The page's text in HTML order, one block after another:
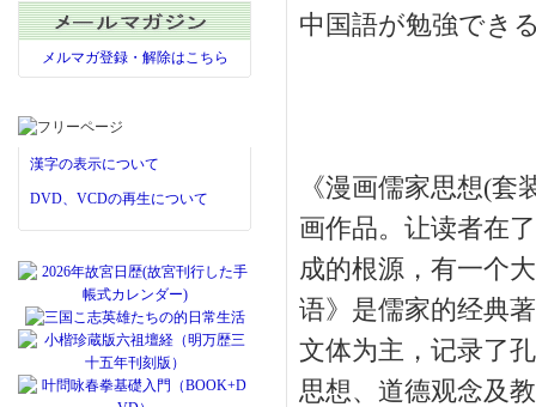
メルマガ登録・解除はこちら
漢字の表示について
DVD、VCDの再生について
中国語が勉強でき
《漫画儒家思想(
画作品。让读者在
成的根源，有一个
语》是儒家的经典
文体为主，记录了
思想、道德观念及